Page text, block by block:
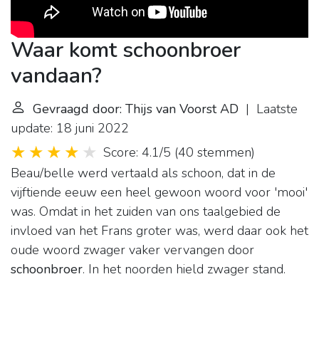
Waar komt schoonbroer
vandaan?
Gevraagd door: Thijs van Voorst AD | Laatste
update: 18 juni 2022
Score: 4.1/5 (40 stemmen)
Beau/belle werd vertaald als schoon, dat in de
vijftiende eeuw een heel gewoon woord voor 'mooi'
was. Omdat in het zuiden van ons taalgebied de
invloed van het Frans groter was, werd daar ook het
oude woord zwager vaker vervangen door
schoonbroer. In het noorden hield zwager stand.